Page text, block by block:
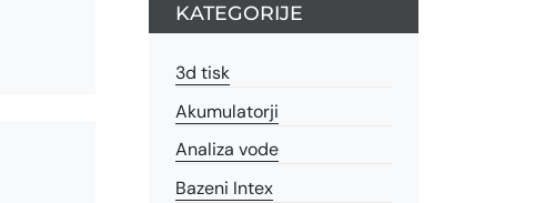
KATEGORIJE
3d tisk
Akumulatorji
Analiza vode
Bazeni Intex